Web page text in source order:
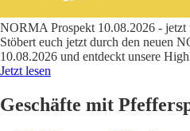
NORMA Prospekt 10.08.2026 - jetzt
Stöbert euch jetzt durch den neuen
10.08.2026 und entdeckt unsere
Jetzt lesen
Geschäfte mit